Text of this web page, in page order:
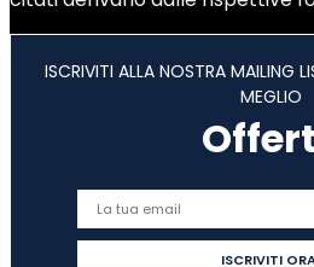
ISCRIVITI ALLA NOSTRA MAILING
MEGLIO